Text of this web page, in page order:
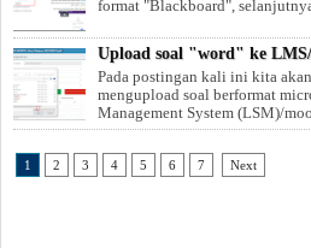
Upload soal "word" ke
1 2 3 4 5 6 7 Next